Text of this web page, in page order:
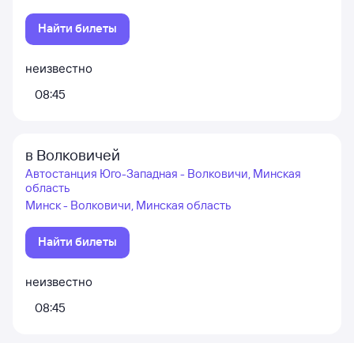
Найти билеты
неизвестно
08:45
в Волковичей
Автостанция Юго-Западная - Волковичи, Минская
область
Минск - Волковичи, Минская область
Найти билеты
неизвестно
08:45